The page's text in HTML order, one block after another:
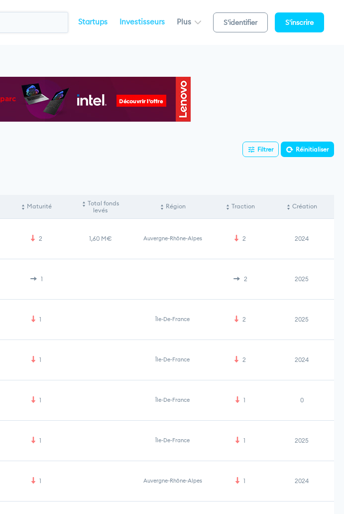
Startups Investisseurs Plus S'identifier S'inscrire
Filtrer Réinitialiser
Maturité
Total fonds
levés
Région Traction Création
2 1,60 M€ Auvergne-Rhône-Alpes 2 2024
1 2 2025
1 Île-De-France 2 2025
1 Île-De-France 2 2024
1 Île-De-France 1 0
1 Île-De-France 1 2025
1 Auvergne-Rhône-Alpes 1 2024